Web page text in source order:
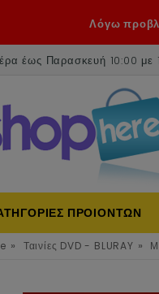
Λόγω
έως Παρασκευή 10:00 με
ΠΡΟΙΟΝΤΩΝ
» Ταινίες DVD - BLURAY »